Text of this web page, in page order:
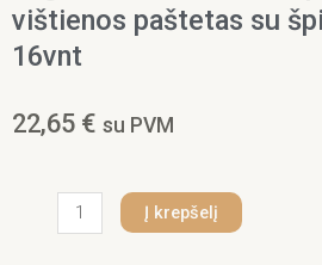
vištienos paštetas su
16vnt
22,65 € su PVM
produkto
Į krepšelį